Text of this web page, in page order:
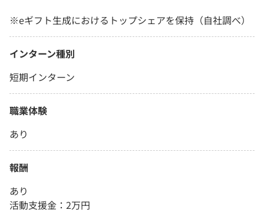
※eギフト生成におけるトップシェアを保持（自社調べ）
インターン種別
短期インターン
職業体験
あり
報酬
あり
活動支援金：2万円